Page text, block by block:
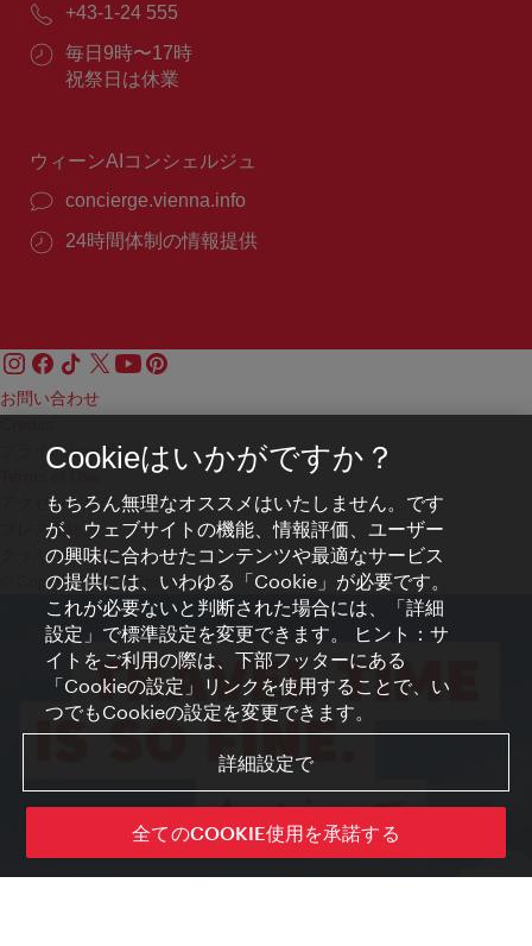
ー
ル：
電
番
号：
+43-1-24 555
営
業
毎日9時〜17時
祝祭日は休業
ウィーンAIコンシェルジュ
concierge.vienna.info
24時間体制の情報提供
お問い合わせ
プライバシーポリシー
アクセシビリティ
プレス連絡先
クッキーの設定
© Copyright WienTourismus
Cookieはいかがですか？
もちろん無理なオススメはいたしません。です
が、ウェブサイトの機能、情報評価、ユーザー
の興味に合わせたコンテンツや最適なサービス
の提供には、いわゆる「Cookie」が必要です。
これが必要ないと判断された場合には、「詳細
設定」で標準設定を変更できます。 ヒント：サ
イトをご利用の際は、下部フッターにある
「Cookieの設定」リンクを使用することで、い
つでもCookieの設定を変更できます。
詳細設定で
全てのCOOKIE使用を承諾する